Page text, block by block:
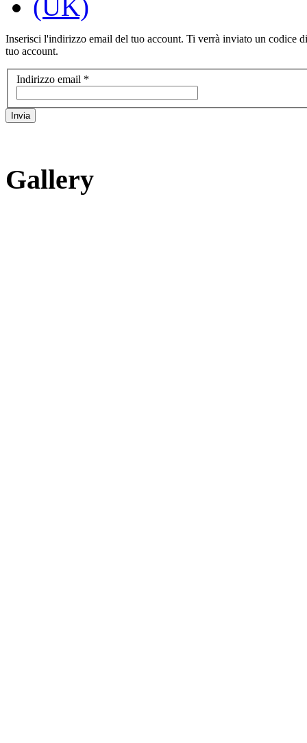
Inserisci l'indirizzo email del tuo account. Ti verrà inviato un codice
tuo account.
Indirizzo email *
Invia
Gallery